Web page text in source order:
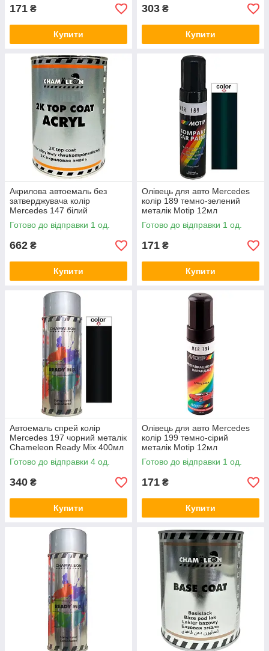
171 ₴
Купити
303 ₴
Купити
Акрилова автоемаль без
затверджувача колір
Mercedes 147 білий
Chameleon 2K Top Coat Acryl
800мл
Готово до відправки 1 од.
662 ₴
Купити
Олівець для авто Mercedes
колір 189 темно-зелений
металік Motip 12мл
Готово до відправки 1 од.
171 ₴
Купити
Автоемаль спрей колір
Mercedes 197 чорний металік
Chameleon Ready Mix 400мл
Готово до відправки 4 од.
340 ₴
Купити
Олівець для авто Mercedes
колір 199 темно-сірий
металік Motip 12мл
Готово до відправки 1 од.
171 ₴
Купити